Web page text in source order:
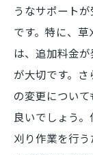
うなサポート
です。特に、
は、追加料金
が大切です。
の変更につい
良いでしょう
刈り作業を行